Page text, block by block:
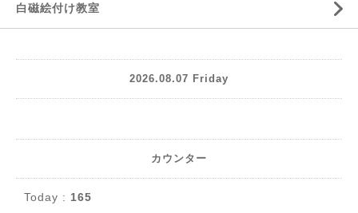
白磁絵付け教室
2026.08.07 Friday
カウンター
Today : 165